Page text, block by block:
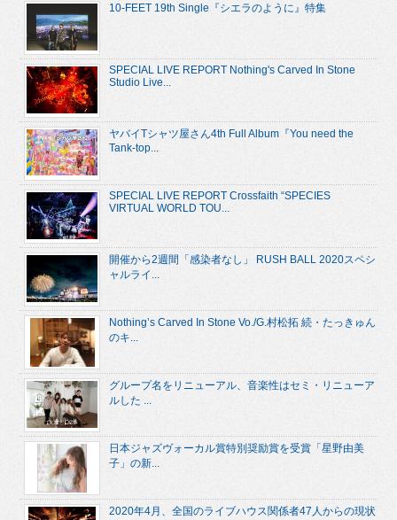
10-FEET 19th Single『シエラのように』特集
SPECIAL LIVE REPORT Nothing's Carved In Stone
Studio Live...
ヤバイTシャツ屋さん4th Full Album『You need the
Tank-top...
SPECIAL LIVE REPORT Crossfaith “SPECIES
VIRTUAL WORLD TOU...
開催から2週間「感染者なし」 RUSH BALL 2020スペシ
ャルライ...
Nothing’s Carved In Stone Vo./G.村松拓 続・たっきゅん
のキ...
グループ名をリニューアル、音楽性はセミ・リニューア
ルした ...
日本ジャズヴォーカル賞特別奨励賞を受賞「星野由美
子」の新...
2020年4月、全国のライブハウス関係者47人からの現状